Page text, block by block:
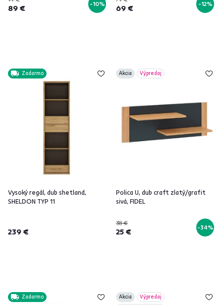
89 € -10% 69 € -12%
Zadarmo
Vysoký regál, dub shetland,
SHELDON TYP 11
239 €
Akcia Výpredaj
Polica U, dub craft zlatý/grafit
sivá, FIDEL
38 €
25 € -34%
Zadarmo Akcia
Výpredaj